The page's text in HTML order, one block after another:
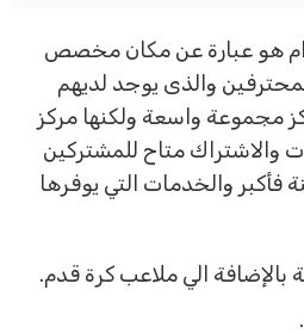
هو عبارة عن مكان مخصص
والذى يوجد لديهم
واسعة ولكنها مركز
متاح للمشتركين
والخدمات التي يوفرها
الي ملاعب كرة قدم.